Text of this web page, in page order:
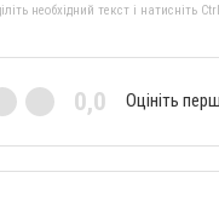
необхідний текст і натисніть
0,0 Оцініть